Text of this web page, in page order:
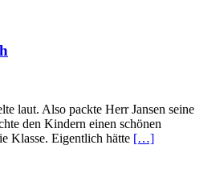
laut. Also packte Herr Jansen seine
den Kindern einen schönen
Klasse. Eigentlich hätte […]